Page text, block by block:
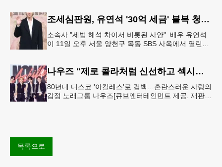
조세심판원, 유연석 '30억 세금' 불복 청구 기각
소속사 "세법 해석 차이서 비롯된 사안" 배우 유연석
이 11일 오후 서울 양천구 목동 SBS 사옥에서 열린
나우즈 "제로 콜라처럼 신선하고 섹시하게…이 갈고 준비"
80년대 디스코 '아킬레스'로 컴백…혼란스러운 사랑의
감정 노래그룹 나우즈[큐브엔터테인먼트 제공. 재판매
목록으로